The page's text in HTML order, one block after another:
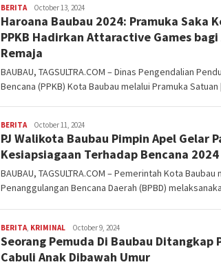
BERITA ashleyhww99476
October 13, 2024
Haroana Baubau 2024: Pramuka Saka
PPKB Hadirkan Attaractive Games bagi
Remaja
BAUBAU, TAGSULTRA.COM – Dinas Pengendalian
Bencana (PPKB) Kota Baubau melalui Pramuka
BERITA ashleyhww99476
October 11, 2024
PJ Walikota Baubau Pimpin Apel Gelar
Kesiapsiagaan Terhadap Bencana 2024
BAUBAU, TAGSULTRA.COM – Pemerintah Kota Baubau
Penanggulangan Bencana Daerah (BPBD)
BERITA KRIMINAL ashleyhww99476
October 9, 2024
Seorang Pemuda Di Baubau Ditangkap
Cabuli Anak Dibawah Umur